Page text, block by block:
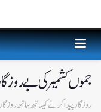
جموں کشمیر کی بے
روزگار پیدا کرنے کیساتھ ساتھ